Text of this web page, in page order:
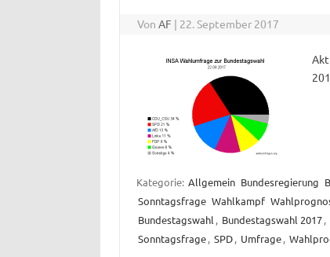
VonAF | 22. September 2017
Kategorie: Allgemein Bundesregierung
Sonntagsfrage Wahlkampf
Bundestagswahl , Bundestagswahl 2017,
Sonntagsfrage, SPD, Umfrage,